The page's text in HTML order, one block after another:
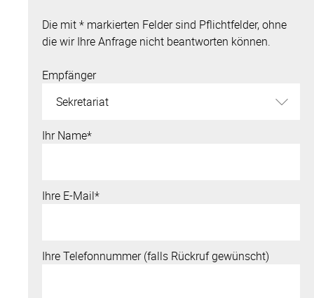
Die mit * markierten Felder sind Pflichtfelder, ohne
die wir Ihre Anfrage nicht beantworten können.
Empfänger
Ihr Name*
Ihre E-Mail*
Ihre Telefonnummer (falls Rückruf gewünscht)